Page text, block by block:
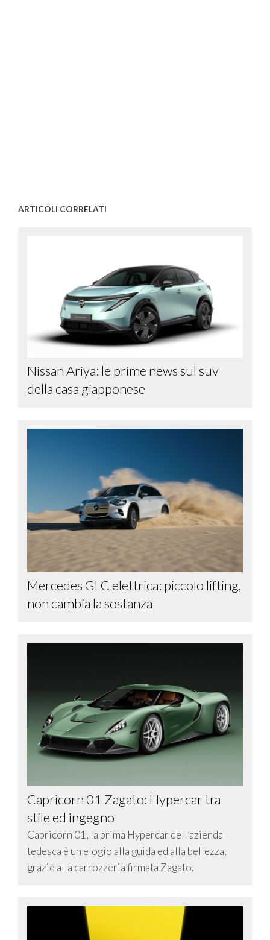
ARTICOLI CORRELATI
Nissan Ariya: le prime news sul suv
della casa giapponese
Mercedes GLC elettrica: piccolo lifting,
non cambia la sostanza
Capricorn 01 Zagato: Hypercar tra
stile ed ingegno
Capricorn 01, la prima Hypercar dell’azienda
tedesca è un elogio alla guida ed alla bellezza,
grazie alla carrozzeria firmata Zagato.